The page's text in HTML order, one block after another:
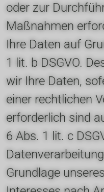
oder zur
Maßnahmen
Ihre Daten auf
1 lit. b DSGVO.
wir Ihre Daten,
einer rechtlichen
erforderlich sind
6 Abs. 1 lit. c
Grundlage